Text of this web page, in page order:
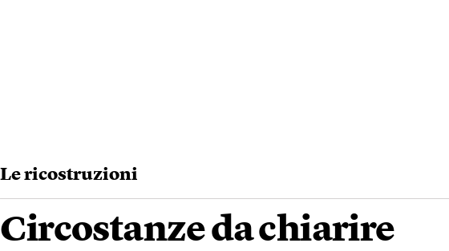
Le ricostruzioni
Circostanze da chiarire